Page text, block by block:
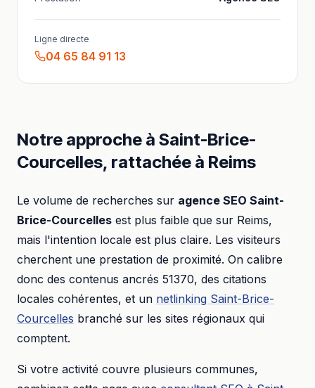
Ligne directe
04 65 84 91 13
Notre approche à Saint-Brice-
Courcelles, rattachée à Reims
Le volume de recherches sur agence SEO Saint-
Brice-Courcelles est plus faible que sur Reims,
mais l'intention locale est plus claire. Les visiteurs
cherchent une prestation de proximité. On calibre
donc des contenus ancrés 51370, des citations
locales cohérentes, et un netlinking Saint-Brice-
Courcelles branché sur les sites régionaux qui
comptent.
Si votre activité couvre plusieurs communes,